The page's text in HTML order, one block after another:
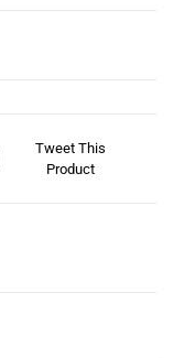
Tweet This
Product